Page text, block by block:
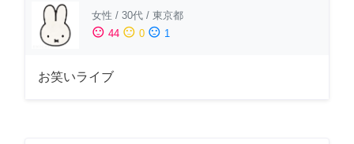
女性 / 30代 / 東京都
sentiment_satisfied 44 sentiment_neutral 0 sentiment_dissatisfied 1
お笑いライブ